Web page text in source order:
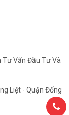
Tư Vấn Đầu Tư Và
Liệt - Quận Đống